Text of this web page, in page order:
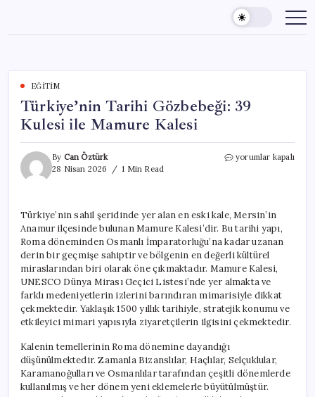
content
EĞITIM
Türkiye’nin Tarihi Gözbebeği: 39
Kulesi ile Mamure Kalesi
By Can Öztürk
28 Nisan 2026
1 Min Read
Türkiye’nin
ile
Mamure
Kalesi
için
yorumlar kapalı
Türkiye’nin sahil şeridinde yer alan en eski kale, Mersin’in
Anamur ilçesinde bulunan Mamure Kalesi’dir. Bu tarihi yapı,
Roma döneminden Osmanlı İmparatorluğu’na kadar uzanan
derin bir geçmişe sahiptir ve bölgenin en değerli kültürel
miraslarından biri olarak öne çıkmaktadır. Mamure Kalesi,
UNESCO Dünya Mirası Geçici Listesi’nde yer almakta ve
farklı medeniyetlerin izlerini barındıran mimarisiyle dikkat
çekmektedir. Yaklaşık 1500 yıllık tarihiyle, stratejik konumu ve
etkileyici mimari yapısıyla ziyaretçilerin ilgisini çekmektedir.
Kalenin temellerinin Roma dönemine dayandığı
düşünülmektedir. Zamanla Bizanslılar, Haçlılar, Selçuklular,
Karamanoğulları ve Osmanlılar tarafından çeşitli dönemlerde
kullanılmış ve her dönem yeni eklemelerle büyütülmüştür.